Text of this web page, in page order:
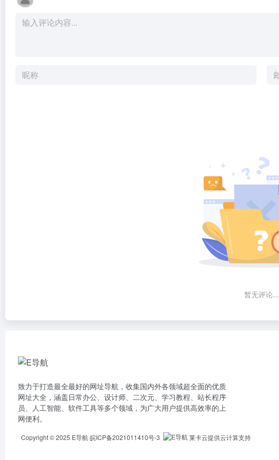
暂无评论...
致力于打造最全最好的网址导航，收集国内外各领域超全面的优质
网址大全，涵盖日常办公、设计师、二次元、学习教程、站长程序
员、人工智能、软件工具等多个领域，为广大用户提供高效率的上
网便利。
Copyright © 2025 E导航皖ICP备2021011410号-3 莱卡云提供云计算支持